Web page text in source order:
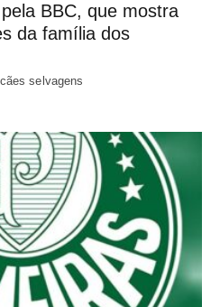
BBC, que mostra
da família dos
selvagens